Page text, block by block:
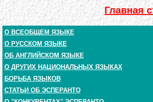
Главная
О ВСЕОБЩЕМ ЯЗЫКЕ
О РУССКОМ ЯЗЫКЕ
ОБ АНГЛИЙСКОМ ЯЗЫКЕ
О ДРУГИХ НАЦИОНАЛЬНЫХ ЯЗЫКАХ
БОРЬБА ЯЗЫКОВ
СТАТЬИ ОБ ЭСПЕРАНТО